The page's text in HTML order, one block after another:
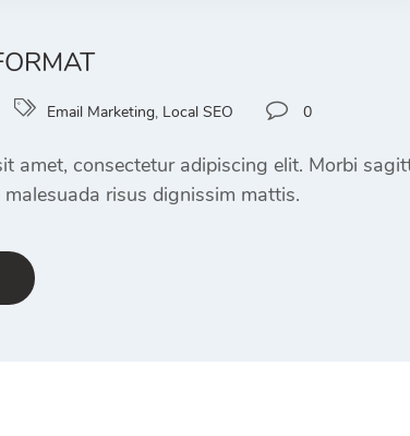
Email Marketing, Local SEO 0
amet, consectetur adipiscing elit. Morbi
risus dignissim mattis.